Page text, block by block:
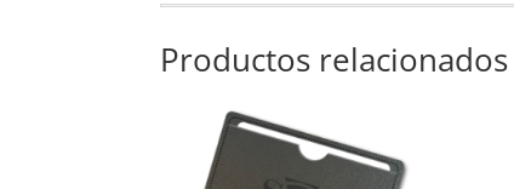
Productos relacionados